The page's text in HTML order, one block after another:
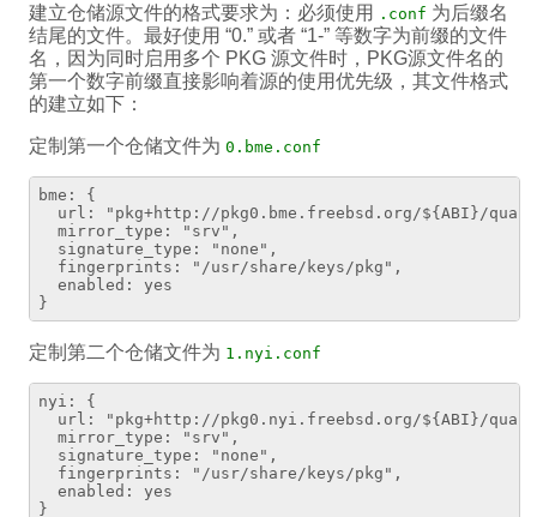
建立仓储源文件的格式要求为：必须使用 .conf 为后缀名
结尾的文件。最好使用 “0.” 或者 “1-” 等数字为前缀的文件
名，因为同时启用多个 PKG 源文件时，PKG源文件名的
第一个数字前缀直接影响着源的使用优先级，其文件格式
的建立如下：
定制第一个仓储文件为 0.bme.conf
bme: {
url: "pkg+http://pkg0.bme.freebsd.org/${ABI}/
  mirror_type: "srv",
  signature_type: "none",
  fingerprints: "/usr/share/keys/pkg",
  enabled: yes
定制第二个仓储文件为 1.nyi.conf
nyi: {
url: "pkg+http://pkg0.nyi.freebsd.org/${ABI}/
  mirror_type: "srv",
  signature_type: "none",
  fingerprints: "/usr/share/keys/pkg",
  enabled: yes